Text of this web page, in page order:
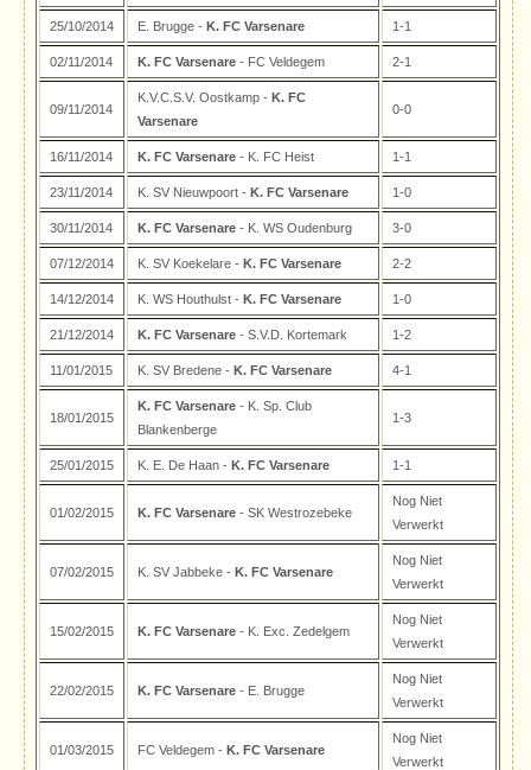
25/10/2014 E. Brugge -K. FC Varsenare 1-1
02/11/2014 K. FC Varsenare - FC Veldegem 2-1
09/11/2014
K.V.C.S.V. Oostkamp -K. FC
Varsenare
0-0
16/11/2014 K. FC Varsenare - K. FC Heist 1-1
23/11/2014 K. SV Nieuwpoort -K. FC Varsenare 1-0
30/11/2014 K. FC Varsenare - K. WS Oudenburg 3-0
07/12/2014 K. SV Koekelare -K. FC Varsenare 2-2
14/12/2014 K. WS Houthulst -K. FC Varsenare 1-0
21/12/2014 K. FC Varsenare - S.V.D. Kortemark 1-2
11/01/2015 K. SV Bredene -K. FC Varsenare 4-1
18/01/2015
K. FC Varsenare - K. Sp. Club
Blankenberge
1-3
25/01/2015 K. E. De Haan -K. FC Varsenare 1-1
01/02/2015 K. FC Varsenare - SK Westrozebeke
Nog Niet
Verwerkt
07/02/2015 K. SV Jabbeke -K. FC Varsenare
Nog Niet
Verwerkt
15/02/2015 K. FC Varsenare - K. Exc. Zedelgem
Nog Niet
Verwerkt
22/02/2015 K. FC Varsenare - E. Brugge
Nog Niet
Verwerkt
01/03/2015 FC Veldegem -K. FC Varsenare
Nog Niet
Verwerkt